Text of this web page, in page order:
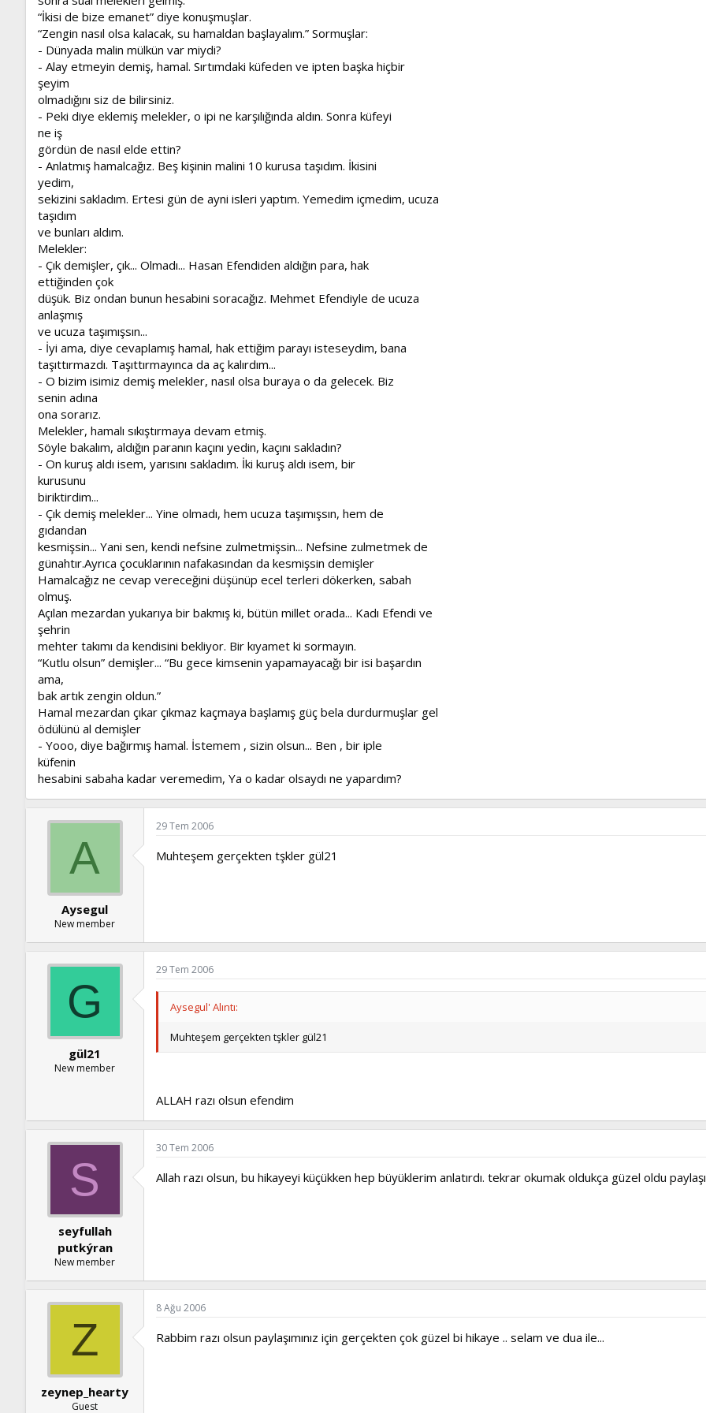
“İkisi de bize emanet” diye konuşmuşlar.
“Zengin nasıl olsa kalacak, su hamaldan başlayalım.” Sormuşlar:
- Dünyada malin mülkün var miydi?
- Alay etmeyin demiş, hamal. Sırtımdaki küfeden ve ipten başka hiçbir
şeyim
olmadığını siz de bilirsiniz.
- Peki diye eklemiş melekler, o ipi ne karşılığında aldın. Sonra küfeyi
ne iş
gördün de nasıl elde ettin?
- Anlatmış hamalcağız. Beş kişinin malini 10 kurusa taşıdım. İkisini
yedim,
sekizini sakladım. Ertesi gün de ayni isleri yaptım. Yemedim içmedim, ucuza
taşıdım
ve bunları aldım.
Melekler:
- Çık demişler, çık... Olmadı... Hasan Efendiden aldığın para, hak
ettiğinden çok
düşük. Biz ondan bunun hesabini soracağız. Mehmet Efendiyle de ucuza
anlaşmış
ve ucuza taşımışsın...
- İyi ama, diye cevaplamış hamal, hak ettiğim parayı isteseydim, bana
taşıttırmazdı. Taşıttırmayınca da aç kalırdım...
- O bizim isimiz demiş melekler, nasıl olsa buraya o da gelecek. Biz
senin adına
ona sorarız.
Melekler, hamalı sıkıştırmaya devam etmiş.
Söyle bakalım, aldığın paranın kaçını yedin, kaçını sakladın?
- On kuruş aldı isem, yarısını sakladım. İki kuruş aldı isem, bir
kurusunu
biriktirdim...
- Çık demiş melekler... Yine olmadı, hem ucuza taşımışsın, hem de
gıdandan
kesmişsin... Yani sen, kendi nefsine zulmetmişsin... Nefsine zulmetmek de
günahtır.Ayrıca çocuklarının nafakasından da kesmişsin demişler
Hamalcağız ne cevap vereceğini düşünüp ecel terleri dökerken, sabah
olmuş.
Açılan mezardan yukarıya bir bakmış ki, bütün millet orada... Kadı Efendi ve
şehrin
mehter takımı da kendisini bekliyor. Bir kıyamet ki sormayın.
“Kutlu olsun” demişler... “Bu gece kimsenin yapamayacağı bir isi başardın
ama,
bak artık zengin oldun.”
Hamal mezardan çıkar çıkmaz kaçmaya başlamış güç bela durdurmuşlar gel
ödülünü al demişler
- Yooo, diye bağırmış hamal. İstemem , sizin olsun... Ben , bir iple
küfenin
hesabini sabaha kadar veremedim, Ya o kadar olsaydı ne yapardım?
A
Aysegul
New member
29 Tem 2006
Muhteşem gerçekten tşkler gül21
G
gül21
New member
29 Tem 2006
Aysegul' Alıntı:
Muhteşem gerçekten tşkler gül21
ALLAH razı olsun efendim
S
seyfullah
putkýran
New member
30 Tem 2006
Allah razı olsun, bu hikayeyi küçükken hep büyüklerim anlatırdı. tekrar okumak oldukça güzel oldu
Z
zeynep_hearty
Guest
8 Ağu 2006
Rabbim razı olsun paylaşımınız için gerçekten çok güzel bi hikaye .. selam ve dua ile...